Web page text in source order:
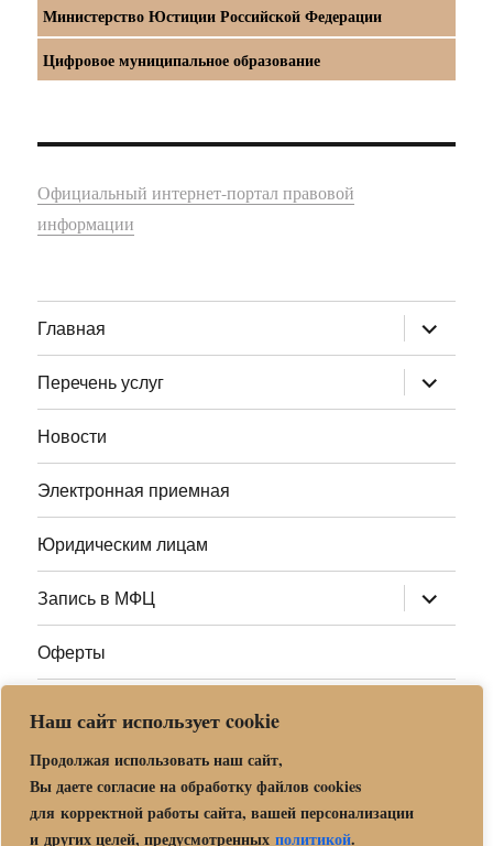
Наш сайт использует cookie
Продолжая использовать наш сайт,
Вы даете согласие на обработку файлов cookies
для корректной работы сайта, вашей персонализации
и других целей, предусмотренных политикой.
Министерство Юстиции Российской Федерации
Цифровое муниципальное образование
Официальный интернет-портал правовой
информации
Главная раскрыть
дочернее
меню
Перечень услуг
раскрыть
дочернее
меню
Новости
Электронная приемная
Юридическим лицам
Запись в МФЦ раскрыть
дочернее
меню
Оферты
Адреса МФЦ МО